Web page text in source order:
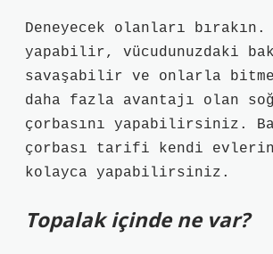
Deneyecek olanları bırakın.
yapabilir, vücudunuzdaki
savaşabilir ve onlarla
daha fazla avantajı olan
çorbasını yapabilirsiniz.
çorbası tarifi kendi
kolayca yapabilirsiniz.
Topalak içinde ne var?